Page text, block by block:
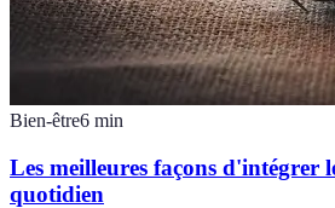
Bien-être6 min
Les meilleures façons d'intégrer
quotidien